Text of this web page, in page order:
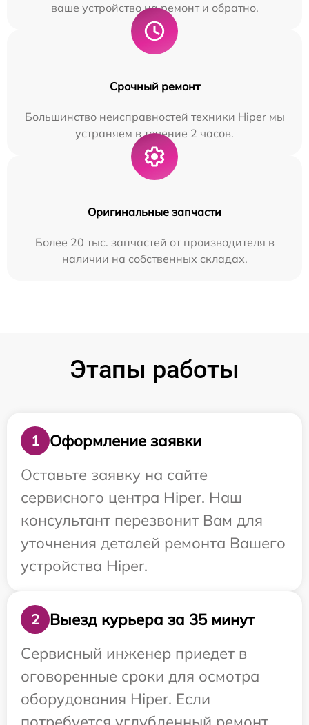
ваше устройство на ремонт и обратно.
Срочный ремонт
Большинство неисправностей техники Hiper мы
устраняем в течение 2 часов.
Оригинальные запчасти
Более 20 тыс. запчастей от производителя в
наличии на собственных складах.
Этапы работы
1
Оформление заявки
Оставьте заявку на сайте
сервисного центра Hiper. Наш
консультант перезвонит Вам для
уточнения деталей ремонта Вашего
устройства Hiper.
2
Выезд курьера за 35 минут
Сервисный инженер приедет в
оговоренные сроки для осмотра
оборудования Hiper. Если